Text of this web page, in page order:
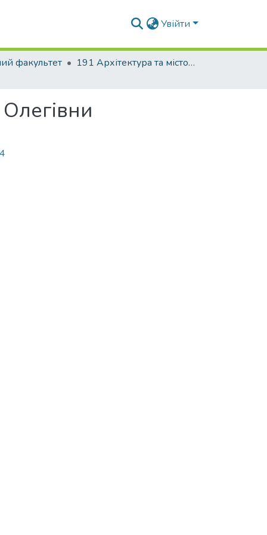
Увійти
факультет 191 Архітектура та містобудування. Містобудування. Архітектурно-містобудівне проектування